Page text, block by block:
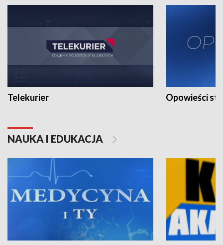
Telekurier Opowieści
NAUKA I EDUKACJA